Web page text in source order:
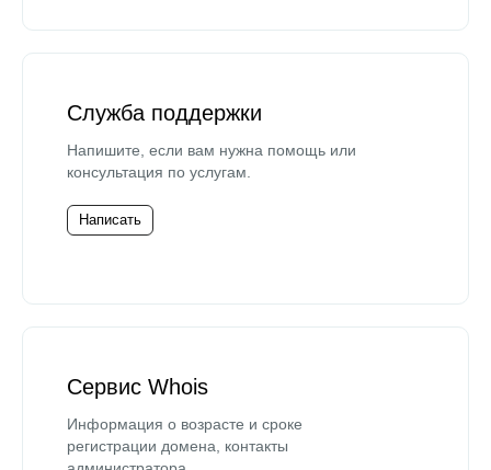
Служба поддержки
Напишите, если вам нужна помощь или
консультация по услугам.
Написать
Сервис Whois
Информация о возрасте и сроке
регистрации домена, контакты